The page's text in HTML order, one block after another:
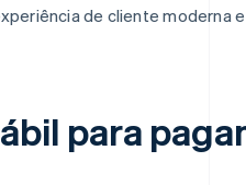
de cliente moderna
para